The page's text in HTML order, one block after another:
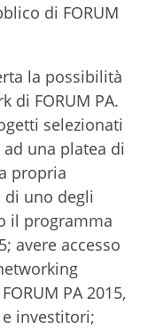
di FORUM
la possibilità
di FORUM PA.
selezionati
una platea di
propria
di uno degli
il programma
avere accesso
PA 2015,
investitori;